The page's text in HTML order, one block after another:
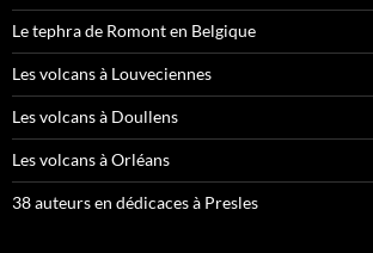
Le tephra de Romont en Belgique
Les volcans à Louveciennes
Les volcans à Doullens
Les volcans à Orléans
38 auteurs en dédicaces à Presles